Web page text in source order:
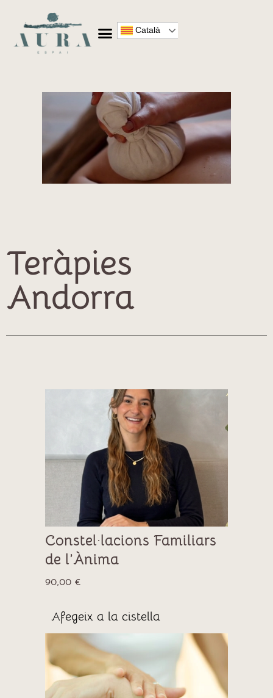
Català
Teràpies
Andorra
Constel·lacions Familiars
de l’Ànima
90,00 €
Afegeix a la cistella